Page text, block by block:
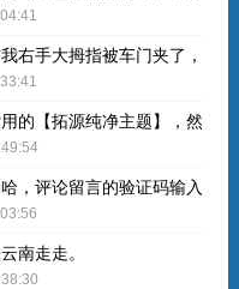
右手大拇指被车门夹了，整
的【拓源纯净主题】，然后简
，评论留言的验证码输入已取
南走走。